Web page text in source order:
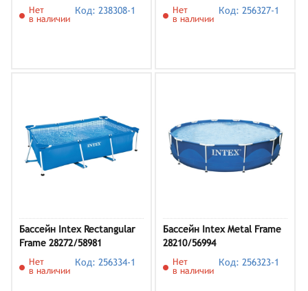
Нет
в наличии
Код: 238308-1
Нет
в наличии
Код: 256327-1
Бассейн Intex Rectangular
Frame 28272/58981
Нет
в наличии
Код: 256334-1
Бассейн Intex Metal Frame
28210/56994
Нет
в наличии
Код: 256323-1